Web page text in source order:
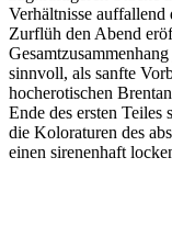
Verhältnisse auffallend
Zurflüh den Abend
sinnvoll, als sanfte
hocherotischen
Ende des ersten Teiles
die Koloraturen des
einen sirenenhaft